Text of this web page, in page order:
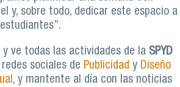
y, sobre todo, dedicar este espacio a
y ve todas las actividades de la SPYD
sociales de Publicidad y Diseño
, y mantente al día con las noticias